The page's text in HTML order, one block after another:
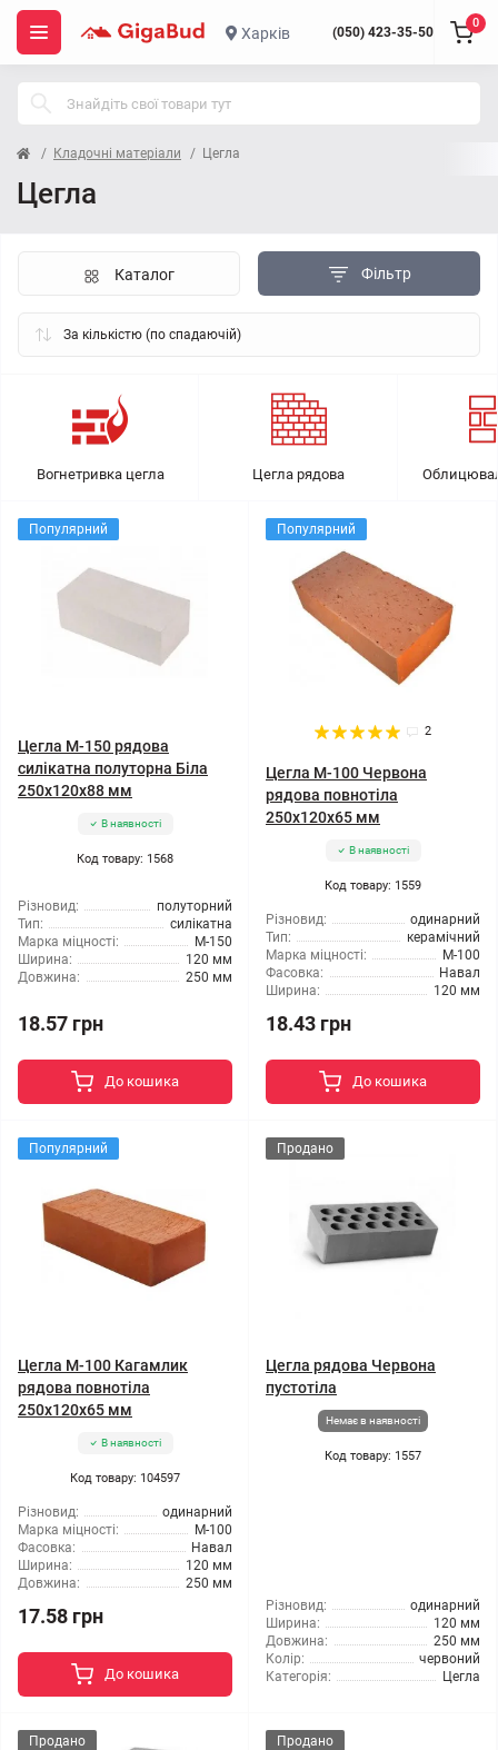
Харків (050) 423-35-50
0
Кладочні матеріали Цегла
Цегла
Фільтр
Каталог
Вогнетривка цегла Цегла рядова
Популярний
Цегла М-150 рядова
силікатна полуторна Біла
250x120x88 мм
В наявності
Код товару: 1568
Різновид:
полуторний
Тип:
силікатна
Марка міцності:
М-150
Ширина:
120 мм
Довжина:
250 мм
18.57 грн
До кошика
Популярний
2
Цегла М-100 Червона
рядова повнотіла
250х120х65 мм
В наявності
Код товару: 1559
Різновид:
одинарний
Тип:
керамічний
Марка міцності:
М-100
Фасовка:
Навал
Ширина:
120 мм
18.43 грн
До кошика
Популярний
Цегла М-100 Кагамлик
рядова повнотіла
250х120х65 мм
В наявності
Код товару: 104597
Різновид:
одинарний
Марка міцності:
М-100
Фасовка:
Навал
Ширина:
120 мм
Довжина:
250 мм
17.58 грн
До кошика
Продано
Цегла рядова Червона
пустотіла
Немає в наявності
Код товару: 1557
Різновид:
одинарний
Ширина:
120 мм
Довжина:
250 мм
Колір:
червоний
Категорія:
Цегла
Продано Продано